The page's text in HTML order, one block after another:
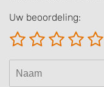
Uw beoordeling: